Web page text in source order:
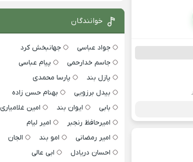
خوانندگان
جواد عباسی
جهانبخش کرد
جاسم خدارحمی
پیام عباسی
پازل بند
پارسا محمدی
بیدل برزویی
بهنام حسن زاده
بابی
ایوان بند
امین غلامیاری
امیرحافظ رنجبر
امیر لیام
امیر رمضانی
امو بند
الجان
احسان دریادل
ابی عالی